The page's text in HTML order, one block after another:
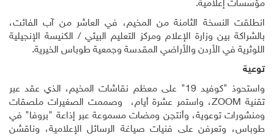
مؤسسات إعلامية.
انطلقت النسخة الثامنة من المخيم، في العاشر من آب الفائت،
بالشراكة بين وزارة الإعلام ومركز التعليم البيئي / الكنيسة الإنجيلية
اللوثرية في الأردن والأراضي المقدسة وجمعية طوباس الخيرية.
توعية
واستحوذ "كوفيد 19" على معظم نقاشات المخيم، الذي عقد عبر
تقنية ZOOM، واستمر عشرة أيام، وصممت الصغيرات ملصقات
ومنشورات توعوية، وأنتجن ومضات مسموعة عبر إذاعة "بروفا" في
طوباس، وتعرفن على فنيات صياغة الرسائل الإعلامية، وناقشن